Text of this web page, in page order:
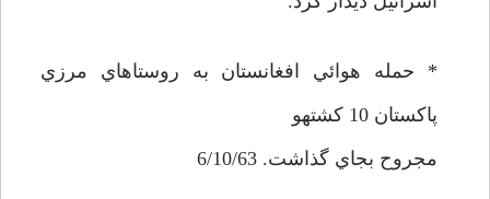
* حمله هوائي افغانستان به روستاهاي مرزي
پاكستان 10 كشتهو
مجروح بجاي گذاشت. 6/10/63